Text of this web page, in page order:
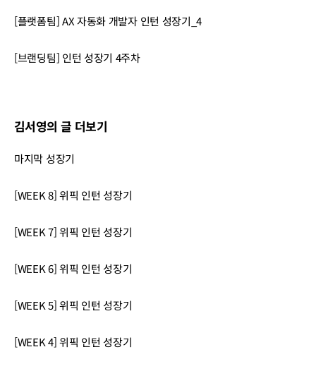
김서영의 글 더보기
마지막 성장기
[WEEK 8] 위픽 인턴 성장기
[WEEK 7] 위픽 인턴 성장기
[WEEK 6] 위픽 인턴 성장기
[WEEK 5] 위픽 인턴 성장기
[WEEK 4] 위픽 인턴 성장기
[플랫폼팀] AX 자동화 개발자 인턴 성장기_4
[브랜딩팀] 인턴 성장기 4주차